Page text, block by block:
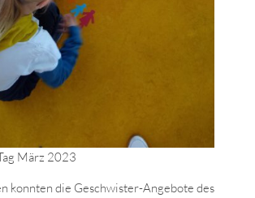
März 2023
konnten die Geschwister-Angebote des